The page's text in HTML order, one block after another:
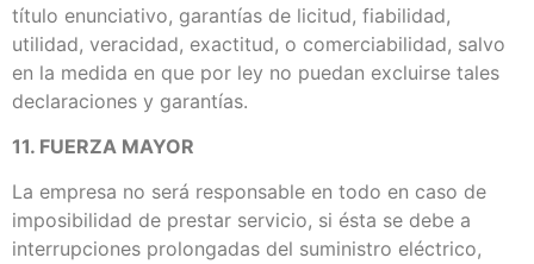
título enunciativo, garantías de licitud, fiabilidad,
utilidad, veracidad, exactitud, o comerciabilidad, salvo
en la medida en que por ley no puedan excluirse tales
declaraciones y garantías.
11. FUERZA MAYOR
La empresa no será responsable en todo en caso de
imposibilidad de prestar servicio, si ésta se debe a
interrupciones prolongadas del suministro eléctrico,